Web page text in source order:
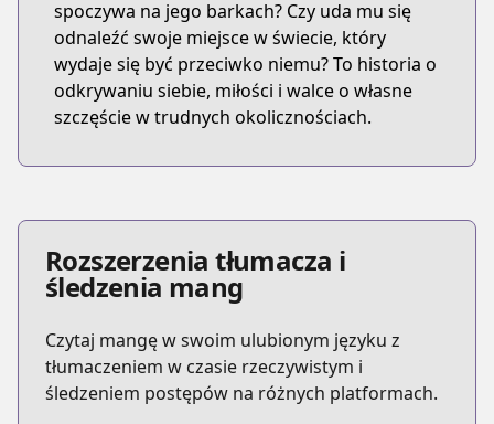
spoczywa na jego barkach? Czy uda mu się
odnaleźć swoje miejsce w świecie, który
wydaje się być przeciwko niemu? To historia o
odkrywaniu siebie, miłości i walce o własne
szczęście w trudnych okolicznościach.
Rozszerzenia tłumacza i
śledzenia mang
Czytaj mangę w swoim ulubionym języku z
tłumaczeniem w czasie rzeczywistym i
śledzeniem postępów na różnych platformach.